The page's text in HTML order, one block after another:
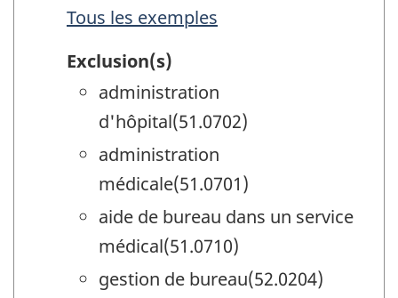
Tous les exemples
Exclusion(s)
administration
d'hôpital(51.0702)
administration
médicale(51.0701)
aide de bureau dans un service
médical(51.0710)
gestion de bureau(52.0204)